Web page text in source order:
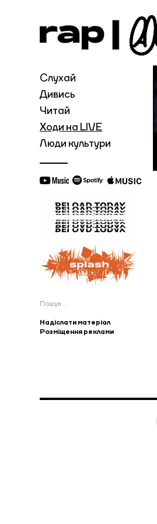
Слухай
Дивись
Читай
Ходи на LIVE
Люди культури
Пошук:
Надіслати матеріал
Розміщення реклами